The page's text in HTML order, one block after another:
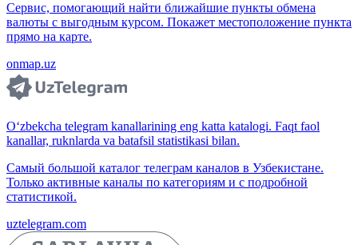
Сервис, помогающий найти ближайшие пункты обмена
валюты с выгодным курсом. Покажет местоположение пункта
прямо на карте.
onmap.uz
O‘zbekcha telegram kanallarining eng katta katalogi. Faqt faol
kanallar, ruknlarda va batafsil statistikasi bilan.
Самый большой каталог телеграм каналов в Узбекистане.
Только активные каналы по категориям и с подробной
статистикой.
uztelegram.com